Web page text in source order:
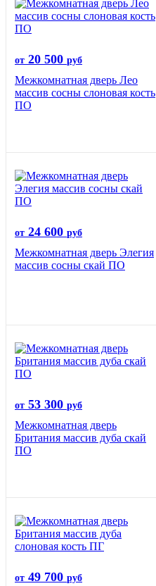
от 20 500 руб
Межкомнатная дверь Лео
массив сосны слоновая кость
ПО
от 24 600 руб
Межкомнатная дверь Элегия
массив сосны скай ПО
от 53 300 руб
Межкомнатная дверь
Британия массив дуба скай
ПО
от 49 700 руб